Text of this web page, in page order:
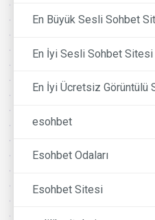
En Büyük Sesli Sohbet
En İyi Sesli Sohbet Sitesi
En İyi Ücretsiz Görüntülü
esohbet
Esohbet Odaları
Esohbet Sitesi